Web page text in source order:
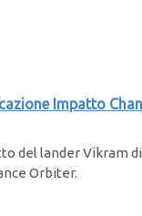
Impatto
del lander Vikram
Orbiter.